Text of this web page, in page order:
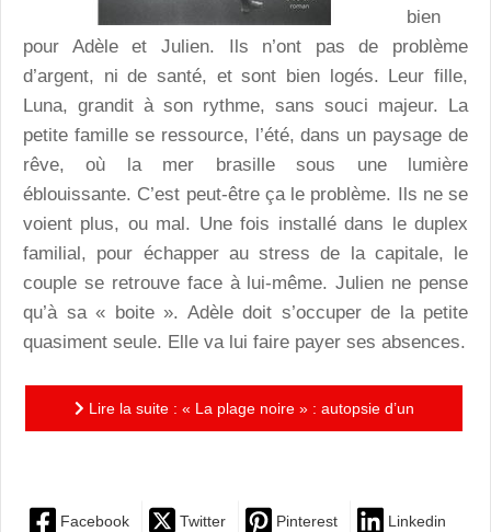
bien
pour Adèle et Julien. Ils n’ont pas de problème
d’argent, ni de santé, et sont bien logés. Leur fille,
Luna, grandit à son rythme, sans souci majeur. La
petite famille se ressource, l’été, dans un paysage de
rêve, où la mer brasille sous une lumière
éblouissante. C’est peut-être ça le problème. Ils ne se
voient plus, ou mal. Une fois installé dans le duplex
familial, pour échapper au stress de la capitale, le
couple se retrouve face à lui-même. Julien ne pense
qu’à sa « boite ». Adèle doit s’occuper de la petite
quasiment seule. Elle va lui faire payer ses absences.
Lire la suite : « La plage noire » : autopsie d’un
Facebook Twitter Pinterest Linkedin